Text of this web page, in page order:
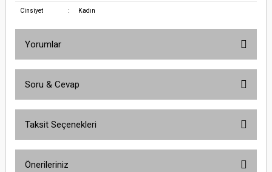
Cinsiyet : Kadın
Yorumlar
Soru & Cevap
Taksit Seçenekleri
Önerileriniz